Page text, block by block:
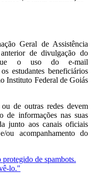
Geral de Assistência
de divulgação do
que o uso do e-mail
estudantes beneficiários
Instituto Federal de Goiás
de outras redes devem
de informações nas suas
junto aos canais oficiais
acompanhamento do
protegido de spambots.
lo."